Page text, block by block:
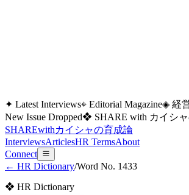
✦ Latest Interviews⌖ Editorial Magazine◈ 経
New Issue Dropped❖ SHARE with カイシ
SHAREwithカイシャの育成論
InterviewsArticlesHR TermsAbout
Connect
← HR Dictionary/Word No. 1433
❖ HR Dictionary